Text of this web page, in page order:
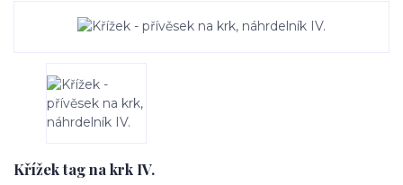
Křížek tag na krk IV.